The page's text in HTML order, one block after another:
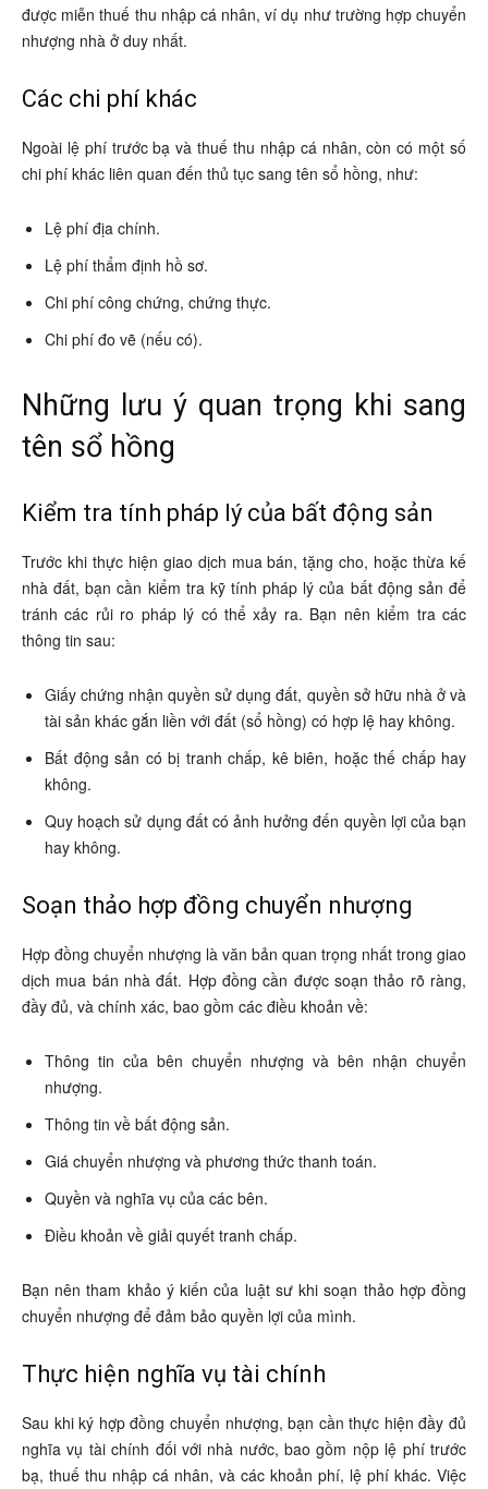
được miễn thuế thu nhập cá nhân, ví dụ như trường hợp chuyển
nhượng nhà ở duy nhất.
Các chi phí khác
Ngoài lệ phí trước bạ và thuế thu nhập cá nhân, còn có một số
chi phí khác liên quan đến thủ tục sang tên sổ hồng, như:
Lệ phí địa chính.
Lệ phí thẩm định hồ sơ.
Chi phí công chứng, chứng thực.
Chi phí đo vẽ (nếu có).
Những lưu ý quan trọng khi sang
tên sổ hồng
Kiểm tra tính pháp lý của bất động sản
Trước khi thực hiện giao dịch mua bán, tặng cho, hoặc thừa kế
nhà đất, bạn cần kiểm tra kỹ tính pháp lý của bất động sản để
tránh các rủi ro pháp lý có thể xảy ra. Bạn nên kiểm tra các
thông tin sau:
Giấy chứng nhận quyền sử dụng đất, quyền sở hữu nhà ở và
tài sản khác gắn liền với đất (sổ hồng) có hợp lệ hay không.
Bất động sản có bị tranh chấp, kê biên, hoặc thế chấp hay
không.
Quy hoạch sử dụng đất có ảnh hưởng đến quyền lợi của bạn
hay không.
Soạn thảo hợp đồng chuyển nhượng
Hợp đồng chuyển nhượng là văn bản quan trọng nhất trong giao
dịch mua bán nhà đất. Hợp đồng cần được soạn thảo rõ ràng,
đầy đủ, và chính xác, bao gồm các điều khoản về:
Thông tin của bên chuyển nhượng và bên nhận chuyển
nhượng.
Thông tin về bất động sản.
Giá chuyển nhượng và phương thức thanh toán.
Quyền và nghĩa vụ của các bên.
Điều khoản về giải quyết tranh chấp.
Bạn nên tham khảo ý kiến của luật sư khi soạn thảo hợp đồng
chuyển nhượng để đảm bảo quyền lợi của mình.
Thực hiện nghĩa vụ tài chính
Sau khi ký hợp đồng chuyển nhượng, bạn cần thực hiện đầy đủ
nghĩa vụ tài chính đối với nhà nước, bao gồm nộp lệ phí trước
bạ, thuế thu nhập cá nhân, và các khoản phí, lệ phí khác. Việc